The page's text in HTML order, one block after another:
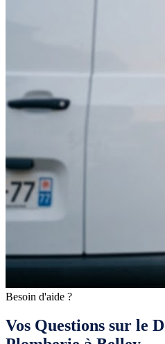
Besoin d'aide ?
Vos Questions sur le